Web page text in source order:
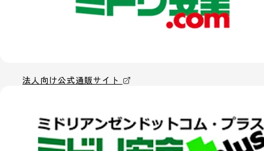
法人向け公式通販サイト